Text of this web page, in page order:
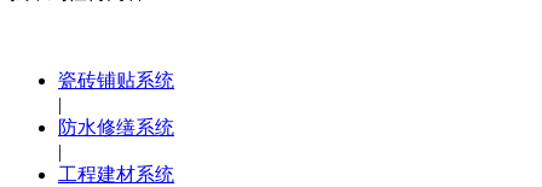
瓷砖铺贴系统
|
防水修缮系统
|
工程建材系统